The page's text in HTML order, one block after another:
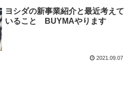
ヨシダの新事業紹介と最近考えて
いること BUYMAやります
2021.09.07